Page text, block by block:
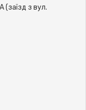
(заїзд з вул.